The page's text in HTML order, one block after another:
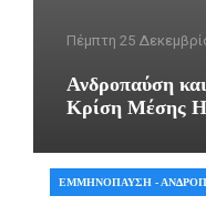
Πέμπτη 25
Ανδροπαύση
Κρίση Μέσης
ΕΜΜΗΝΌΠΑΥΣΗ -